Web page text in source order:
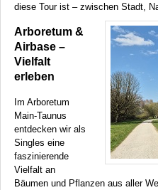
diese Tour ist – zwischen Stadt,
Arboretum &
Airbase –
Vielfalt
erleben
Im Arboretum
Main-Taunus
entdecken wir als
Singles eine
faszinierende
Vielfalt an
Bäumen und Pflanzen aus aller